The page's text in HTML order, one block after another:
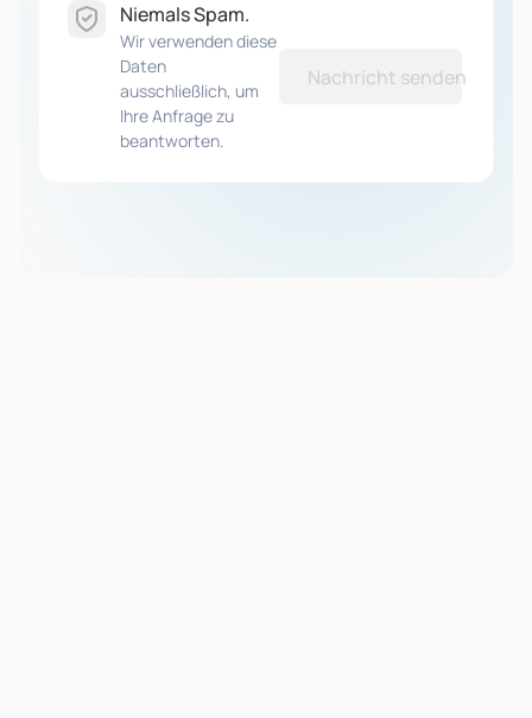
Niemals Spam.
Wir verwenden diese
Daten
ausschließlich, um
Ihre Anfrage zu
beantworten.
Nachricht senden